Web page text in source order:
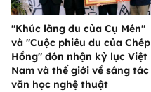
"Khúc lãng du của Cụ Mén"
và "Cuộc phiêu du của Chép
Hồng" đón nhận kỷ lục Việt
Nam và thế giới về sáng tác
văn học nghệ thuật